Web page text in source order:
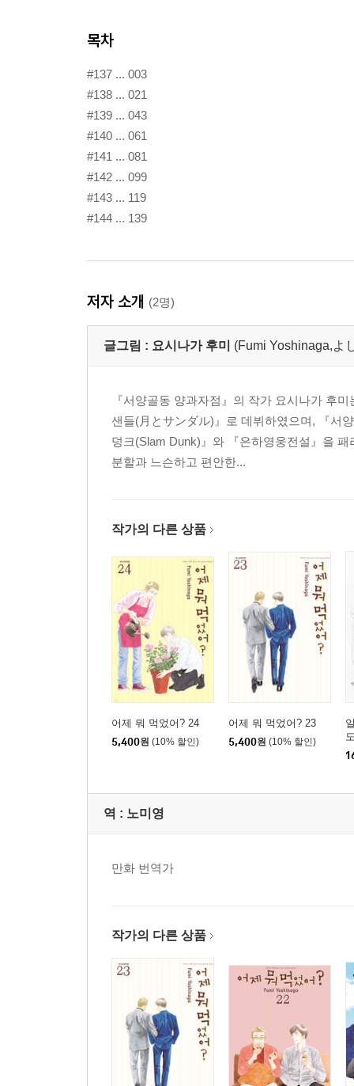
목차
#137 ... 003
#138 ... 021
#139 ... 043
#140 ... 061
#141 ... 081
#142 ... 099
#143 ... 119
#144 ... 139
저자 소개 (2명)
글그림 : 요시나가 후미 (Fumi Yoshinaga,よ
『서양골동 양과자점』의 작가 요시나가 후
샌들(月とサンダル)』로 데뷔하였으며, 『서
덩크(Slam Dunk)』와 『은하영웅전설』을
분할과 느슨하고 편안한...
작가의 다른 상품
어제 뭐 먹었어? 24
5,400원 (10% 할인)
어제 뭐 먹었어? 23
5,400원 (10% 할인)
역 : 노미영
만화 번역가
작가의 다른 상품